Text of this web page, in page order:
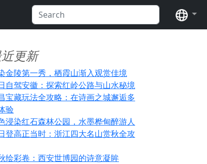
语
更新
金陵第一秀，栖霞山渐入观赏佳境
自驾安徽：探索红岭公路与山水秘境
宝藏玩法全攻略：在诗画之城邂逅多
验
浸染红石森林公园，水墨桦甸醉游人
登高正当时：浙江四大名山赏秋全攻
绘彩卷：西安世博园的诗意凝眸